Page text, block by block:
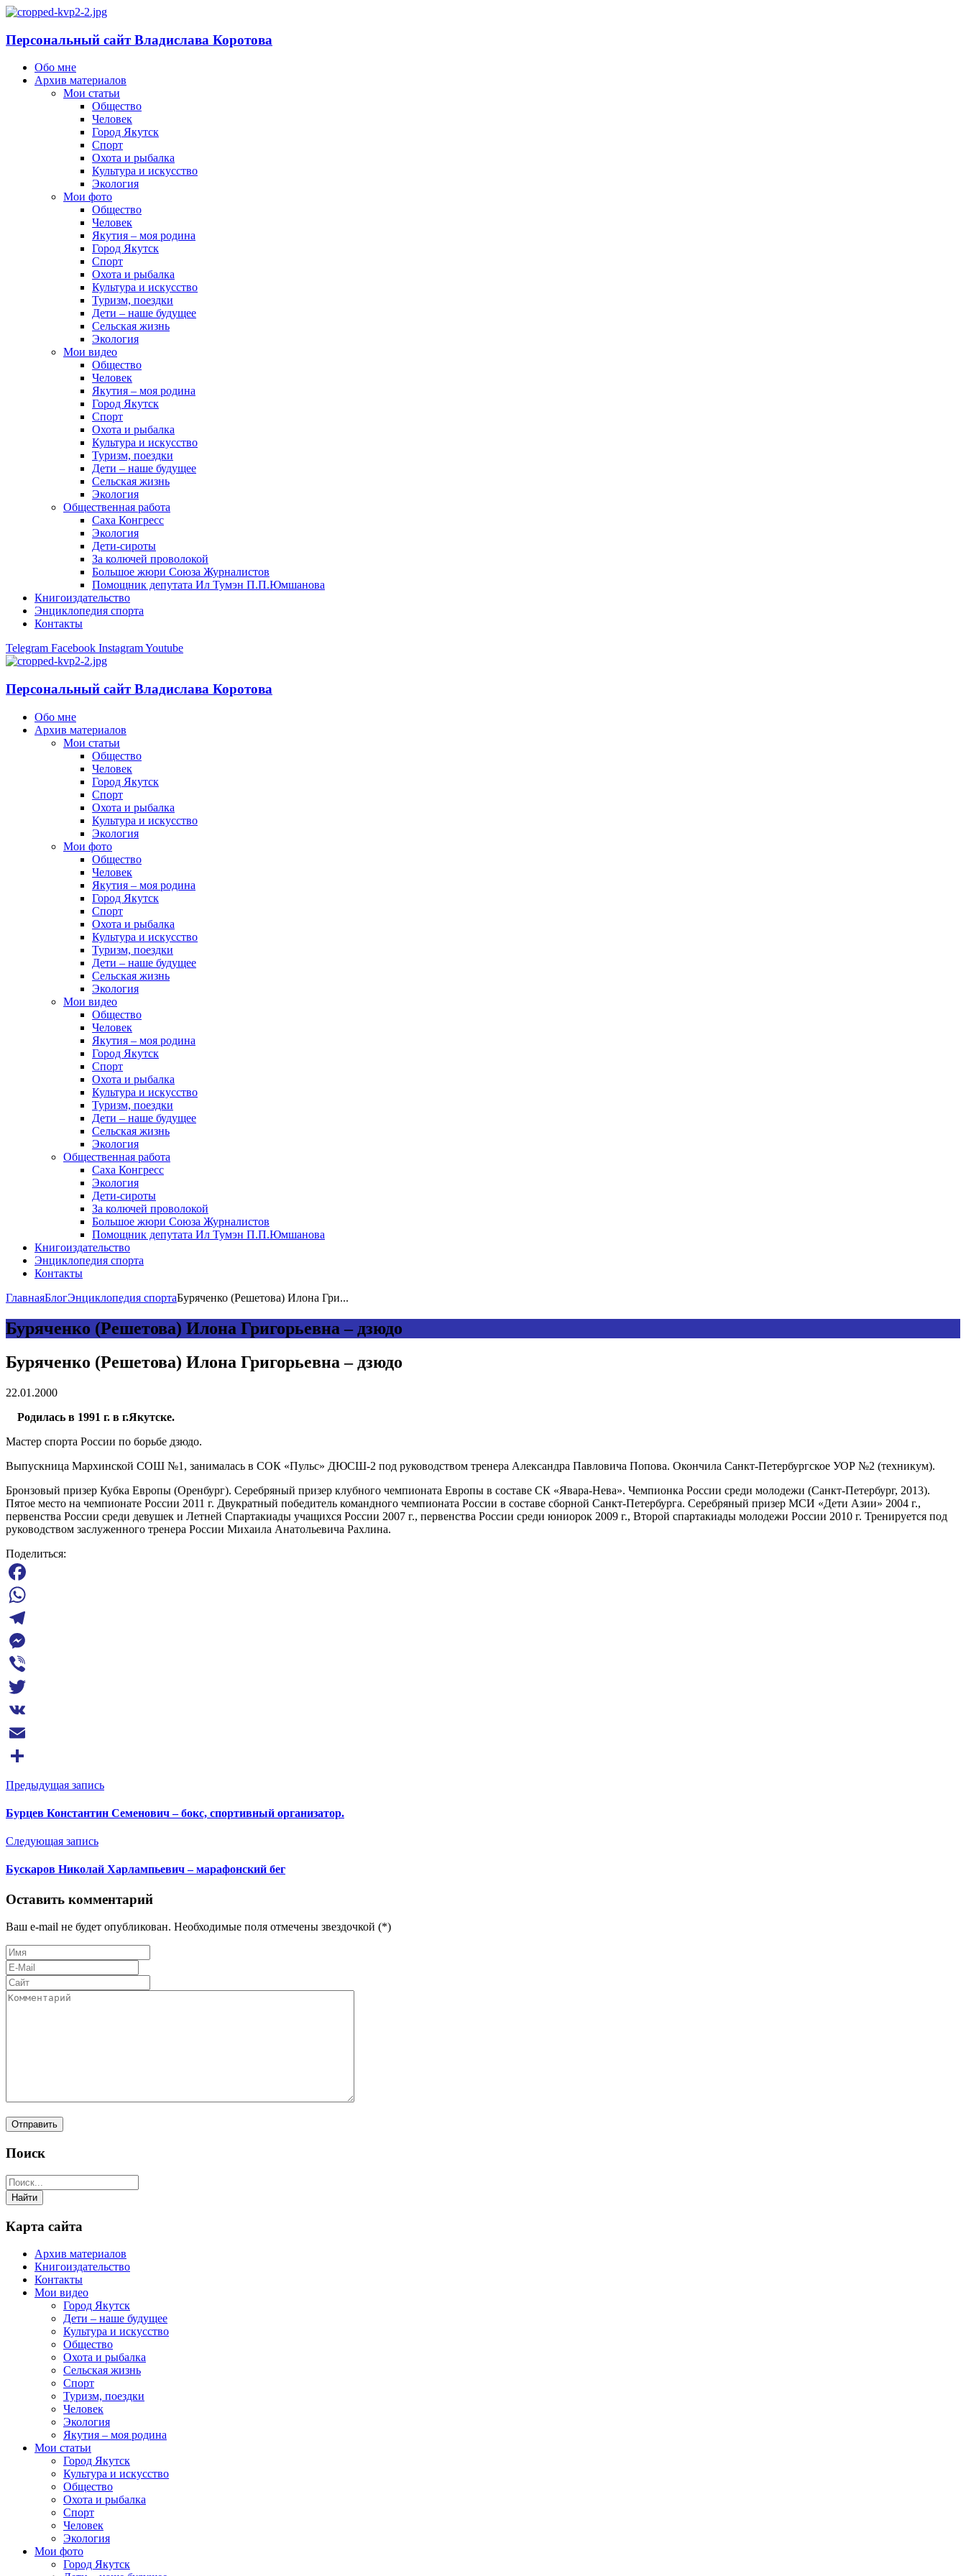
Персональный сайт Владислава Коротова
Обо мне
Архив материалов
Мои статьи
Общество
Человек
Город Якутск
Спорт
Охота и рыбалка
Культура и искусство
Экология
Мои фото
Общество
Человек
Якутия – моя родина
Город Якутск
Спорт
Охота и рыбалка
Культура и искусство
Туризм, поездки
Дети – наше будущее
Сельская жизнь
Экология
Мои видео
Общество
Человек
Якутия – моя родина
Город Якутск
Спорт
Охота и рыбалка
Культура и искусство
Туризм, поездки
Дети – наше будущее
Сельская жизнь
Экология
Общественная работа
Саха Конгресс
Экология
Дети-сироты
За колючей проволокой
Большое жюри Союза Журналистов
Помощник депутата Ил Тумэн П.П.Юмшанова
Книгоиздательство
Энциклопедия спорта
Контакты
Telegram Facebook InstagramYoutube
Персональный сайт Владислава Коротова
Обо мне
Архив материалов
Мои статьи
Общество
Человек
Город Якутск
Спорт
Охота и рыбалка
Культура и искусство
Экология
Мои фото
Общество
Человек
Якутия – моя родина
Город Якутск
Спорт
Охота и рыбалка
Культура и искусство
Туризм, поездки
Дети – наше будущее
Сельская жизнь
Экология
Мои видео
Общество
Человек
Якутия – моя родина
Город Якутск
Спорт
Охота и рыбалка
Культура и искусство
Туризм, поездки
Дети – наше будущее
Сельская жизнь
Экология
Общественная работа
Саха Конгресс
Экология
Дети-сироты
За колючей проволокой
Большое жюри Союза Журналистов
Помощник депутата Ил Тумэн П.П.Юмшанова
Книгоиздательство
Энциклопедия спорта
Контакты
ГлавнаяБлогЭнциклопедия спортаБуряченко (Решетова) Илона Гри...
Буряченко (Решетова) Илона Григорьевна – дзюдо
Буряченко (Решетова) Илона Григорьевна – дзюдо
22.01.2000
Родилась в 1991 г. в г.Якутске.
Мастер спорта России по борьбе дзюдо.
Выпускница Мархинской СОШ №1, занималась в СОК «Пульс» ДЮСШ-2 под руководством тренера Александра Павловича Попова. Окончила Санкт-Петербургское УОР №2 (техникум).
Бронзовый призер Кубка Европы (Оренбург). Серебряный призер клубного чемпионата Европы в составе СК «Явара-Нева». Чемпионка России среди молодежи (Санкт-Петербург, 2013).
Пятое место на чемпионате России 2011 г. Двукратный победитель командного чемпионата России в составе сборной Санкт-Петербурга. Серебряный призер МСИ «Дети Азии» 2004 г.,
первенства России среди девушек и Летней Спартакиады учащихся России 2007 г., первенства России среди юниорок 2009 г., Второй спартакиады молодежи России 2010 г. Тренируется под
руководством заслуженного тренера России Михаила Анатольевича Рахлина.
Поделиться:
Facebook
WhatsApp
Telegram
Messenger
Viber
Twitter
VK
Email
Отправить
Предыдущая запись
Бурцев Константин Семенович – бокс, спортивный организатор.
Следующая запись
Бускаров Николай Харлампьевич – марафонский бег
Оставить комментарий
Ваш e-mail не будет опубликован. Необходимые поля отмечены звездочкой (*)
Поиск
Карта сайта
Архив материалов
Книгоиздательство
Контакты
Мои видео
Город Якутск
Дети – наше будущее
Культура и искусство
Общество
Охота и рыбалка
Сельская жизнь
Спорт
Туризм, поездки
Человек
Экология
Якутия – моя родина
Мои статьи
Город Якутск
Культура и искусство
Общество
Охота и рыбалка
Спорт
Человек
Экология
Мои фото
Город Якутск